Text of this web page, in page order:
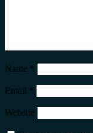
Name *
Email *
Website